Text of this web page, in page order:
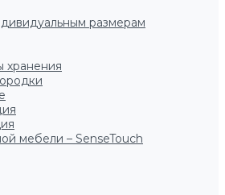
размерам
хранения
мебели – SenseTouch